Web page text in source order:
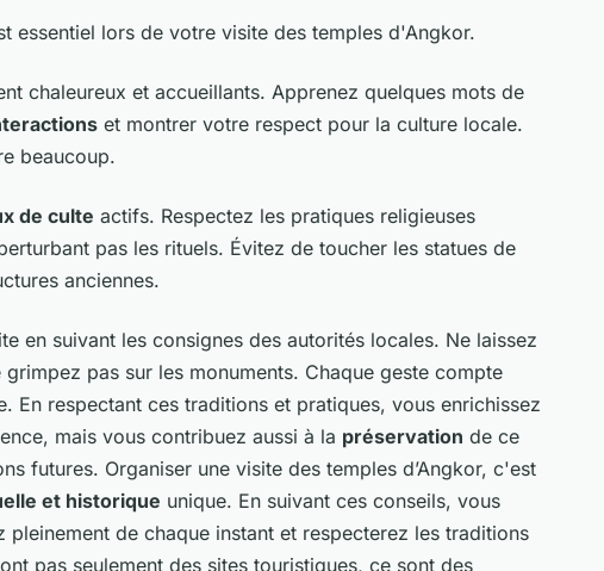
essentiel lors de votre visite des temples d'Angkor.
chaleureux et accueillants. Apprenez quelques mots de
et montrer votre respect pour la culture locale.
beaucoup.
de culte actifs. Respectez les pratiques religieuses
pas les rituels. Évitez de toucher les statues de
anciennes.
en suivant les consignes des autorités locales. Ne laissez
pas sur les monuments. Chaque geste compte
En respectant ces traditions et pratiques, vous enrichissez
mais vous contribuez aussi à la préservation de ce
futures. Organiser une visite des temples d’Angkor, c'est
et historique unique. En suivant ces conseils, vous
de chaque instant et respecterez les traditions
pas seulement des sites touristiques, ce sont des